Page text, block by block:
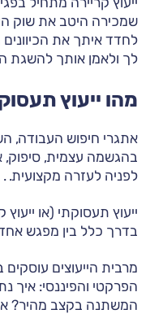
שמכירה היטב את שוק
לחדד איתך את
לך ולאמן אותך להשגת
מהו ייעוץ
אתגרי חיפוש העבודה,
בהגשמה עצמית, סיפוק,
לפניה לעזרה מקצועית. .
ייעוץ תעסוקתי (או
בדרך כלל בין מפגש
מרבית הייעוצים
הפרקטי והפיננסי: איך
המשתנה בקצב מהיר?